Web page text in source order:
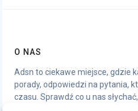
O NAS
Adsn to ciekawe miejsce, gdzie
porady, odpowiedzi na pytania,
czasu. Sprawdź co u nas